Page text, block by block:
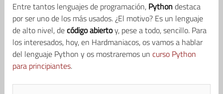
Entre tantos lenguajes de programación, Python destaca
por ser uno de los más usados. ¿El motivo? Es un lenguaje
de alto nivel, decódigo abiertoy, pese a todo, sencillo. Para
los interesados, hoy, en Hardmaniacos, os vamos a hablar
del lenguaje Python y os mostraremos un curso Python
para principiantes.